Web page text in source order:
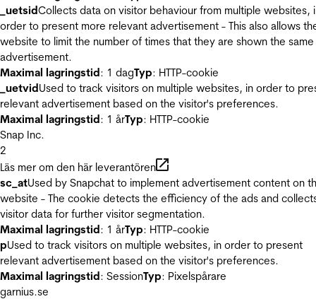
_uetsidCollects data on visitor behaviour from multiple websites,
order to present more relevant advertisement - This also allows
website to limit the number of times that they are shown the same
advertisement.
Maximal lagringstid: 1 dagTyp: HTTP-cookie
_uetvidUsed to track visitors on multiple websites, in order to
relevant advertisement based on the visitor's preferences.
Maximal lagringstid: 1 årTyp: HTTP-cookie
Snap Inc.
2
Läs mer om den här leverantören
sc_atUsed by Snapchat to implement advertisement content on
website - The cookie detects the efficiency of the ads and
visitor data for further visitor segmentation.
Maximal lagringstid: 1 årTyp: HTTP-cookie
pUsed to track visitors on multiple websites, in order to present
relevant advertisement based on the visitor's preferences.
Maximal lagringstid: SessionTyp: Pixelspårare
garnius.se